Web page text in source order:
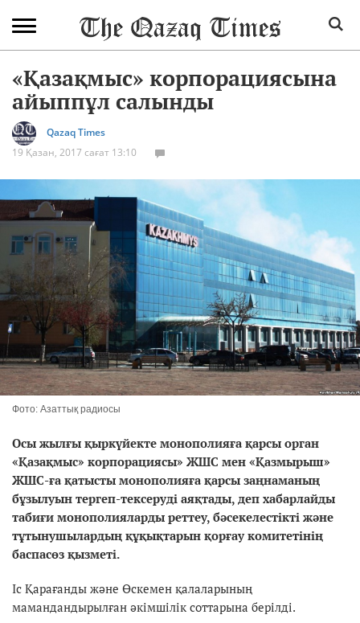
«Қазақмыс» корпорациясына
айыппұл салынды
Qazaq Times
19 Қазан, 2017 сағат 13:10
Фото: Азаттық радиосы
Осы жылғы қыркүйекте монополияға қарсы орган
«Қазақмыс» корпорациясы» ЖШС мен «Қазмырыш»
ЖШС-ға қатысты монополияға қарсы заңнаманың
бұзылуын тергеп-тексеруді аяқтады, деп хабарлайды
табиғи монополияларды реттеу, бәсекелестікті және
тұтынушылардың құқықтарын қорғау комитетінің
баспасөз қызметі.
Іс Қарағанды және Өскемен қалаларының
мамандандырылған әкімшілік соттарына берілді.